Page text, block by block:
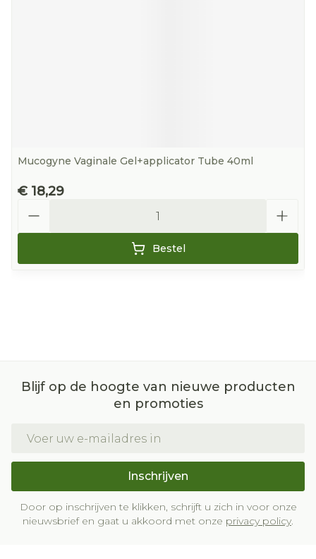
Mucogyne Vaginale Gel+applicator Tube 40ml
€ 18,29
Bestel
Blijf op de hoogte van nieuwe producten
en promoties
Inschrijven
Door op inschrijven te klikken, schrijft u zich in voor onze
nieuwsbrief en gaat u akkoord met onze privacy policy.